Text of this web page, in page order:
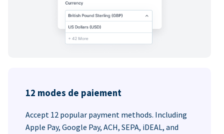
12 modes de paiement
Accept 12 popular payment methods. Including
Apple Pay, Google Pay, ACH, SEPA, iDEAL, and